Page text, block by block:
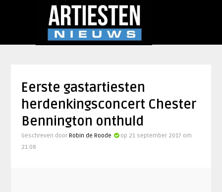
Eerste gastartiesten
herdenkingsconcert Chester
Bennington onthuld
Geschreven door Robin de Roode
op 21 september 2017 om
21:08